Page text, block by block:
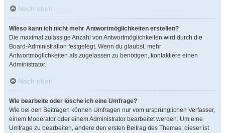
Nach oben
Wieso kann ich nicht mehr Antwortmöglichkeiten erstellen?
Die maximal zulässige Anzahl von Antwortmöglichkeiten wird durch die
Board-Administration festgelegt. Wenn du glaubst, mehr
Antwortmöglichkeiten als zugelassen zu benötigen, kontaktiere einen
Administrator.
Nach oben
Wie bearbeite oder lösche ich eine Umfrage?
Wie bei den Beiträgen können Umfragen nur vom ursprünglichen Verfasser,
einem Moderator oder einem Administrator bearbeitet werden. Um eine
Umfrage zu bearbeiten, ändere den ersten Beitrag des Themas; dieser ist